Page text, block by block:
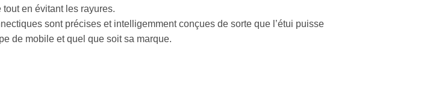
en évitant les rayures.
sont précises et intelligemment conçues de sorte que l’étui puisse
de mobile et quel que soit sa marque.